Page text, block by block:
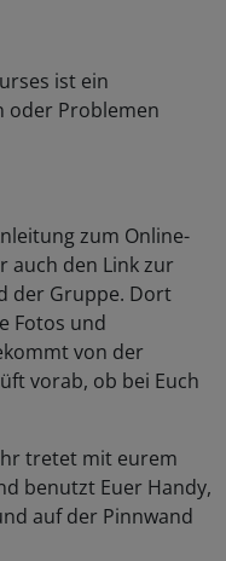
ist ein
oder Problemen
zum Online-
auch den Link zur
der Gruppe. Dort
Fotos und
von der
vorab, ob bei Euch
tretet mit eurem
benutzt Euer Handy,
auf der Pinnwand